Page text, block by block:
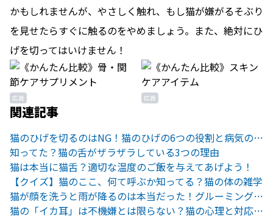
かもしれませんが、やさしく触れ、もし猫が嫌がるそぶり
を見せたらすぐに触るのをやめましょう。また、絶対にひ
げを切ってはいけません！
広告 広告
関連記事
猫のひげを切るのはNG！猫のひげの6つの役割と病気のサインとは
知ってた？猫の舌がザラザラしている3つの理由
猫は本当に猫舌？適切な温度のご飯を与えてあげよう！
【クイズ】猫のここ、何て呼ぶか知ってる？猫の体の雑学
猫が顔を洗うと雨が降るのは本当だった！グルーミングの驚くべき理由
猫の「イカ耳」は不機嫌とは限らない？猫の心理と対応方法を解説